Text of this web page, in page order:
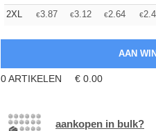
2XL €3.87 €3.12 €2.64 €
0ARTIKELEN € 0.00
aankopen in bulk?